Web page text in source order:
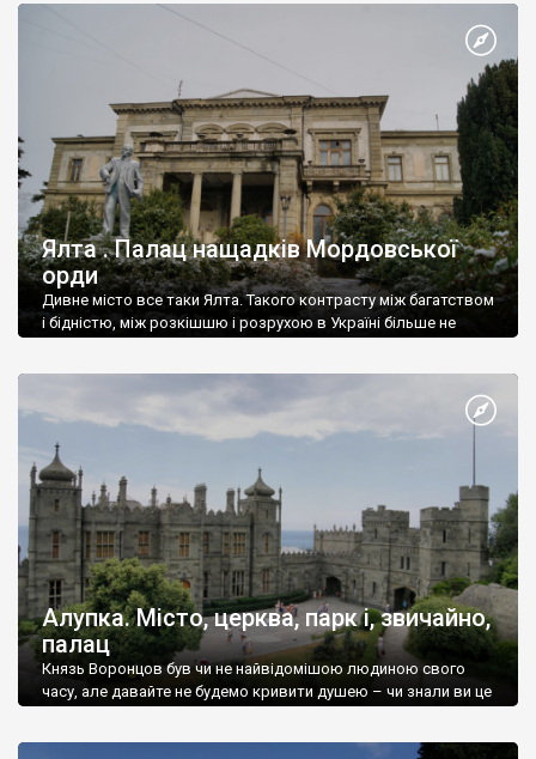
Ялта . Палац нащадків Мордовської
орди
Дивне місто все таки Ялта. Такого контрасту між багатством
і бідністю, між розкішшю і розрухою в Україні більше не
Алупка. Місто, церква, парк і, звичайно,
палац
Князь Воронцов був чи не найвідомішою людиною свого
часу, але давайте не будемо кривити душею – чи знали ви це